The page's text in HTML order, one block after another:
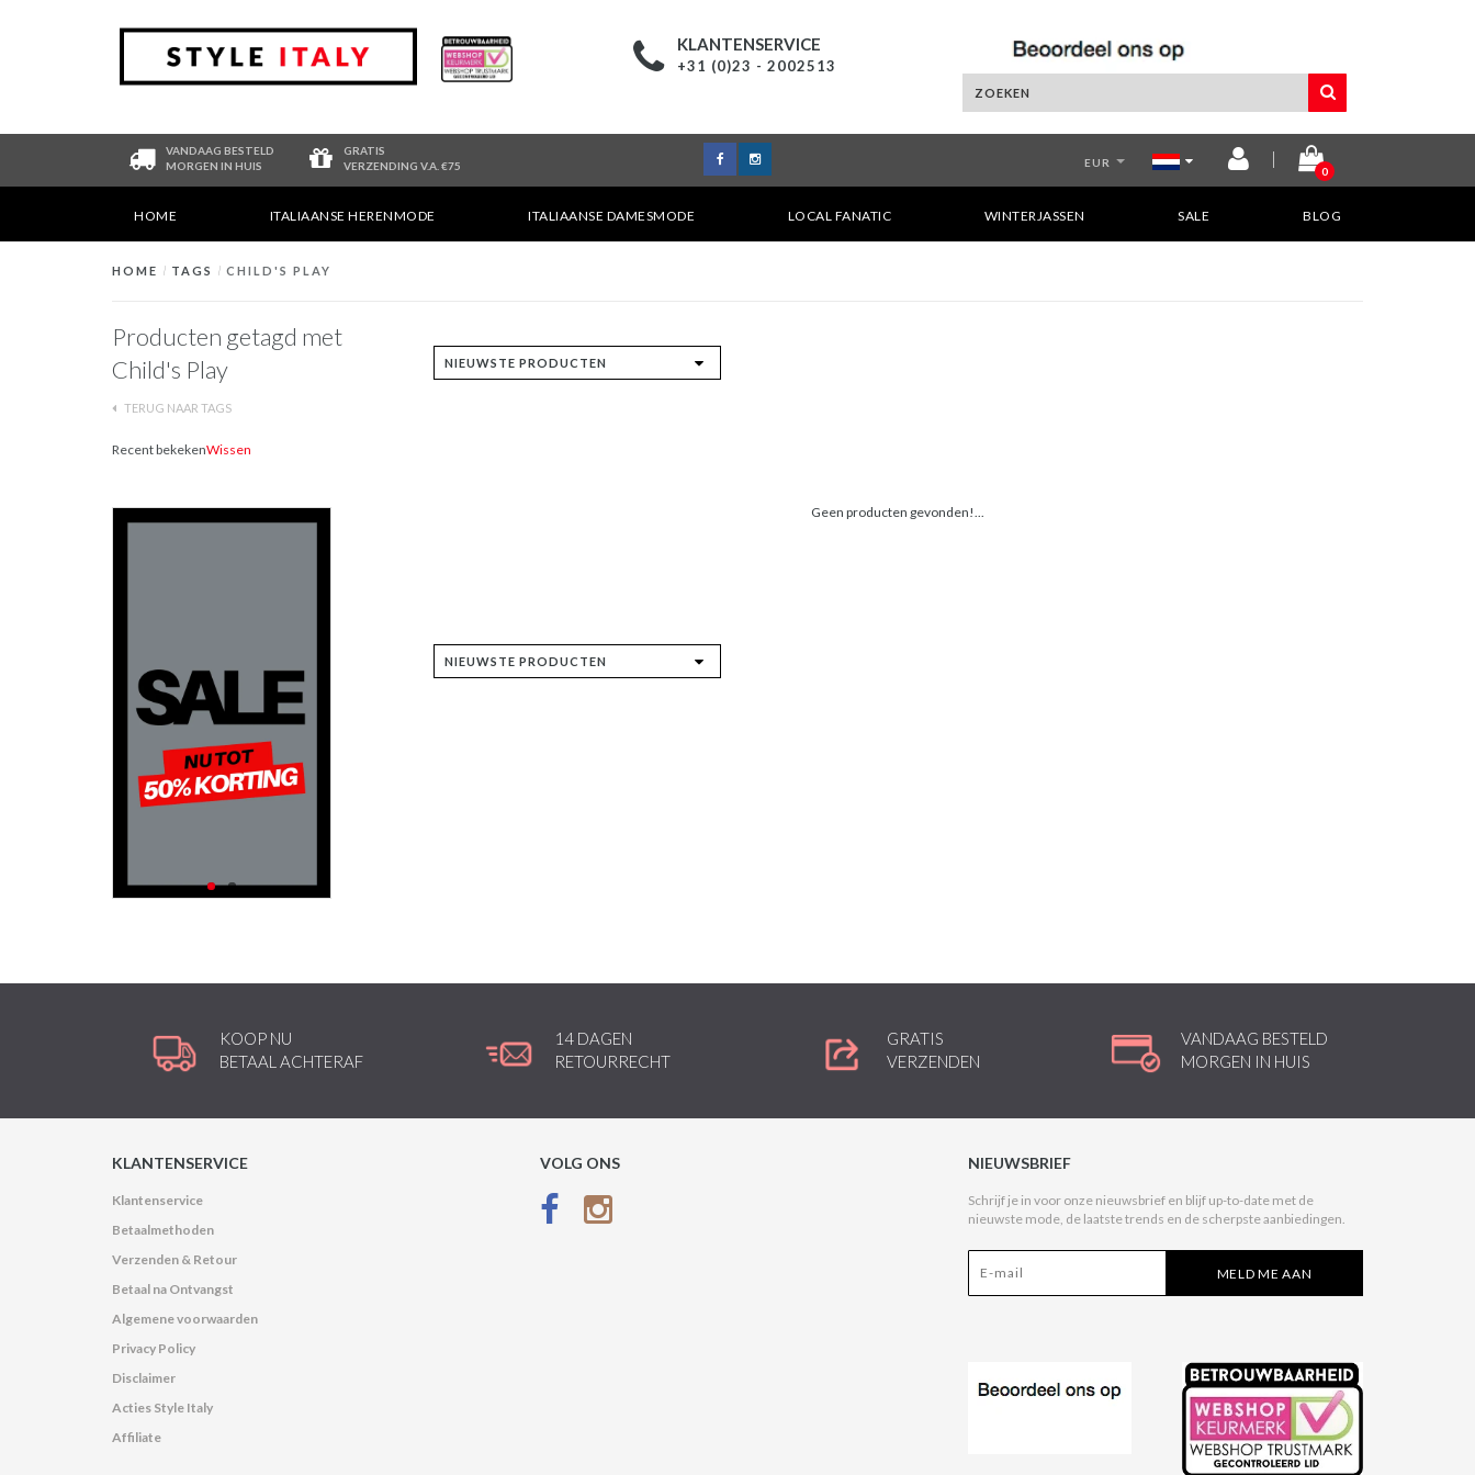
KLANTENSERVICE
+31 (0)23 - 2002513
VANDAAG BESTELD
MORGEN IN HUIS
GRATIS
VERZENDING V.A. €75
EUR
0
HOME ITALIAANSE HERENMODE ITALIAANSE DAMESMODE LOCAL FANATIC WINTERJASSEN SALE BLOG
HOME / TAGS / CHILD'S PLAY
Producten getagd met
Child's Play
TERUG NAAR TAGS
Recent bekekenWissen
Geen producten gevonden!...
KOOP NU
BETAAL ACHTERAF
14 DAGEN
RETOURRECHT
GRATIS
VERZENDEN
VANDAAG BESTELD
MORGEN IN HUIS
KLANTENSERVICE
Klantenservice
Betaalmethoden
Verzenden & Retour
Betaal na Ontvangst
Algemene voorwaarden
Privacy Policy
Disclaimer
Acties Style Italy
Affiliate
VOLG ONS NIEUWSBRIEF
Schrijf je in voor onze nieuwsbrief en blijf up-to-date met de
nieuwste mode, de laatste trends en de scherpste aanbiedingen.
MELD ME AAN